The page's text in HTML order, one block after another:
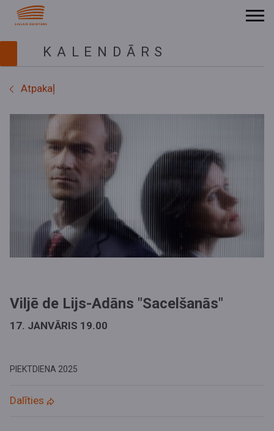
KALENDĀRS
Atpakaļ
Viljē de Lijs-Adāns "Sacelšanās"
17. JANVĀRIS 19.00
PIEKTDIENA 2025
Dalīties